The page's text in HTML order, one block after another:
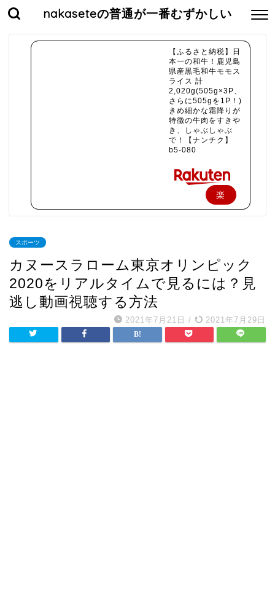
nakaseteの普通が一番むずかしい
【ふるさと納税】日
本一の和牛！鹿児島
県産黒毛和牛モモス
ライス 計
2,020g(505g×3P、
さらに505gを1P！)
きめ細かな霜降りが
特徴の牛肉をすきや
き、しゃぶしゃぶ
で！【ナンチク】
b5-080
楽
入
スポーツ
カヌースラローム東京オリンピック
2020をリアルタイムで見るには？見
逃し動画視聴する方法
2021年7月21日 / 2021年7月29日